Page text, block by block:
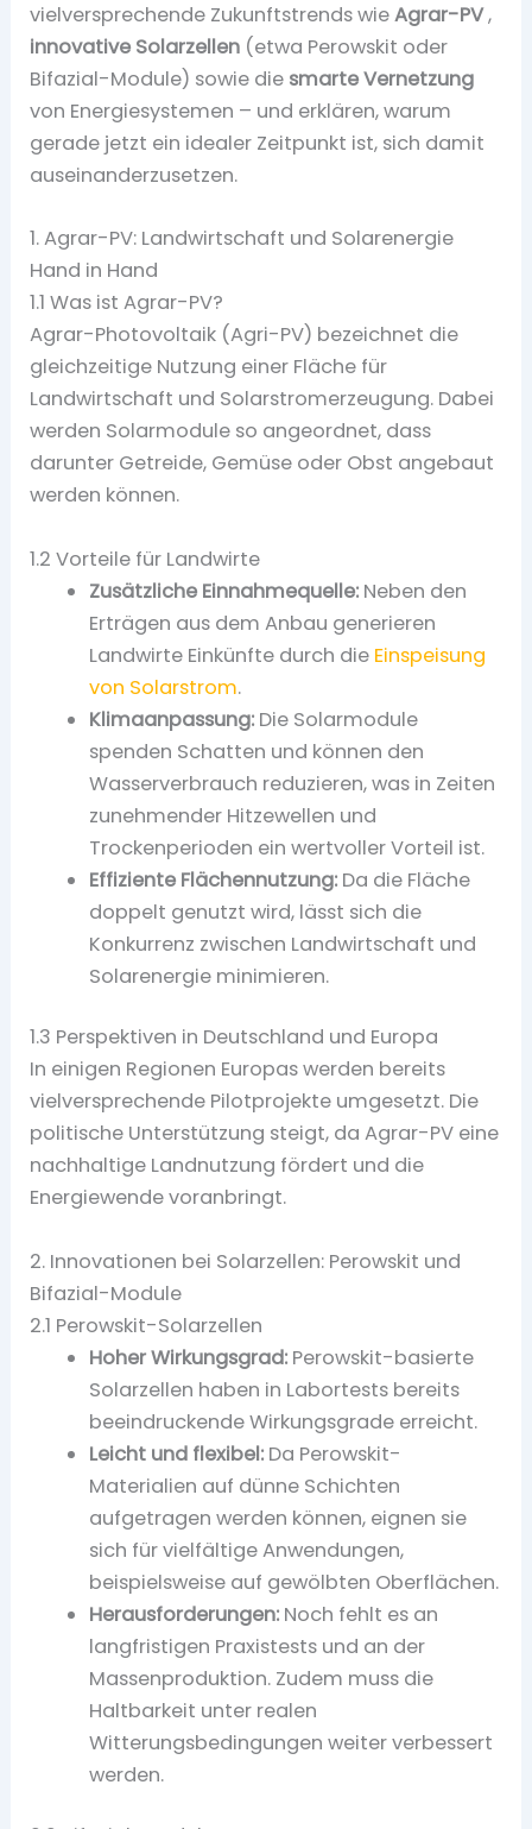
vielversprechende Zukunftstrends wieAgrar-PV,
innovative Solarzellen (etwa Perowskit oder
Bifazial-Module) sowie die smarte Vernetzung
von Energiesystemen – und erklären, warum
gerade jetzt ein idealer Zeitpunkt ist, sich damit
auseinanderzusetzen.
1. Agrar-PV: Landwirtschaft und Solarenergie
Hand in Hand
1.1 Was ist Agrar-PV?
Agrar-Photovoltaik (Agri-PV) bezeichnet die
gleichzeitige Nutzung einer Fläche für
Landwirtschaft und Solarstromerzeugung. Dabei
werden Solarmodule so angeordnet, dass
darunter Getreide, Gemüse oder Obst angebaut
werden können.
1.2 Vorteile für Landwirte
Zusätzliche Einnahmequelle:Neben den
Erträgen aus dem Anbau generieren
Landwirte Einkünfte durch die Einspeisung
von Solarstrom.
Klimaanpassung:Die Solarmodule
spenden Schatten und können den
Wasserverbrauch reduzieren, was in Zeiten
zunehmender Hitzewellen und
Trockenperioden ein wertvoller Vorteil ist.
Effiziente Flächennutzung:Da die Fläche
doppelt genutzt wird, lässt sich die
Konkurrenz zwischen Landwirtschaft und
Solarenergie minimieren.
1.3 Perspektiven in Deutschland und Europa
In einigen Regionen Europas werden bereits
vielversprechende Pilotprojekte umgesetzt. Die
politische Unterstützung steigt, da Agrar-PV eine
nachhaltige Landnutzung fördert und die
Energiewende voranbringt.
2. Innovationen bei Solarzellen: Perowskit und
Bifazial-Module
2.1 Perowskit-Solarzellen
Hoher Wirkungsgrad:Perowskit-basierte
Solarzellen haben in Labortests bereits
beeindruckende Wirkungsgrade erreicht.
Leicht und flexibel:Da Perowskit-
Materialien auf dünne Schichten
aufgetragen werden können, eignen sie
sich für vielfältige Anwendungen,
beispielsweise auf gewölbten Oberflächen.
Herausforderungen:Noch fehlt es an
langfristigen Praxistests und an der
Massenproduktion. Zudem muss die
Haltbarkeit unter realen
Witterungsbedingungen weiter verbessert
werden.